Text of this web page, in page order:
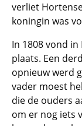
verliet
koningin was
In 1808 vond
plaats. Een
opnieuw werd
vader moest
die de ouders
om er nog iets